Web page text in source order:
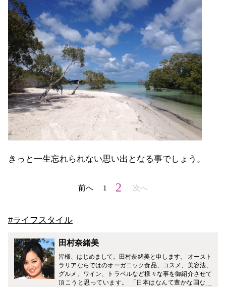
きっと一生忘れられない思い出となる事でしょう。
前へ 1 2 次へ
#ライフスタイル
田村奈緒美
皆様、はじめまして。田村奈緒美と申します。 オースト
ラリアならではのオーガニック食品、コスメ、美容法、
グルメ、ワイン、トラベルなど様々な事を御紹介させて
頂こうと思っています。 「日本はなんて豊かな国なん